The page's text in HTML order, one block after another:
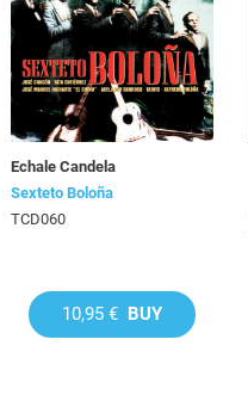
Echale Candela
Sexteto Boloña
TCD060
10,95 € BUY